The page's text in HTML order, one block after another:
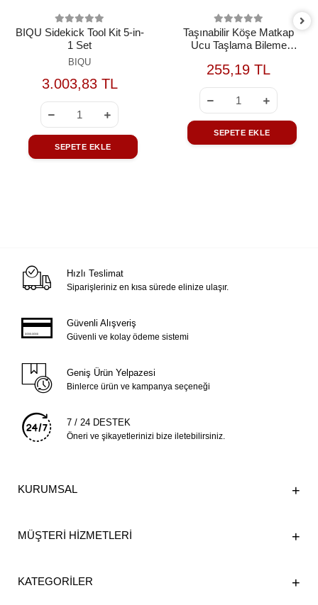
BIQU Sidekick Tool Kit 5-in-
1 Set
BIQU
3.003,83 TL
SEPETE EKLE
Taşınabilir Köşe Matkap
Ucu Taşlama Bileme
255,19 TL
SEPETE EKLE
Hızlı Teslimat
Siparişleriniz en kısa sürede elinize ulaşır.
Güvenli Alışveriş
Güvenli ve kolay ödeme sistemi
Geniş Ürün Yelpazesi
Binlerce ürün ve kampanya seçeneği
7 / 24 DESTEK
Öneri ve şikayetlerinizi bize iletebilirsiniz.
KURUMSAL
MÜŞTERİ HİZMETLERİ
KATEGORİLER